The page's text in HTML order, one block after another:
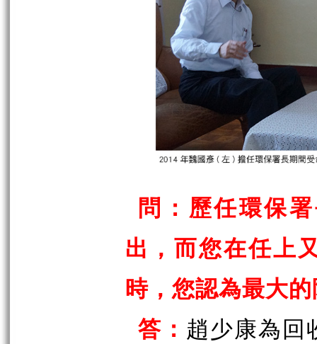
問：歷任環保
出，而您在任上
時，您認為最大
答： 趙少康為回